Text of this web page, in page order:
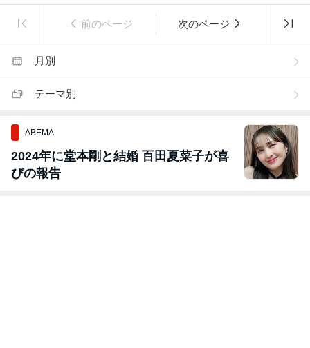
前のページ 次のページ
月別
テーマ別
ABEMA
2024年に堂本剛と結婚 百田夏菜子が喜
びの報告